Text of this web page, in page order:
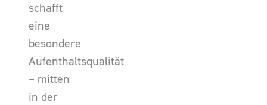
schafft
eine
besondere
Aufenthaltsqualität
– mitten
in der